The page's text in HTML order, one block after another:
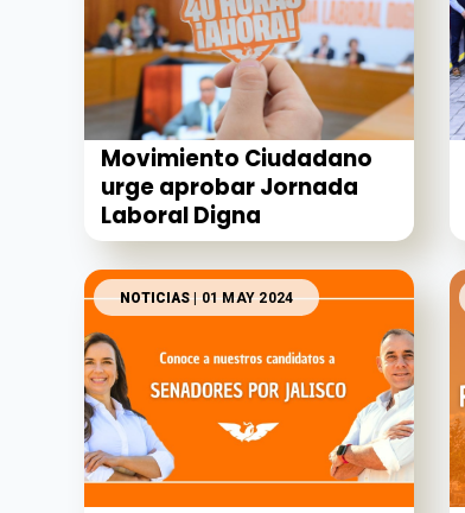
Movimiento Ciudadano
urge aprobar Jornada
Laboral Digna
NOTICIAS| 01 MAY 2024